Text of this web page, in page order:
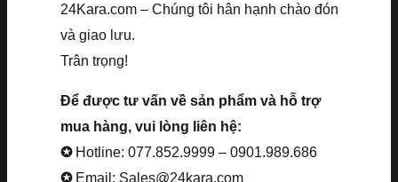
24Kara.com – Chúng tôi hân hạnh chào đón
và giao lưu.
Trân trọng!
Để được tư vấn về sản phẩm và hỗ trợ
mua hàng, vui lòng liên hệ:
✪ Hotline: 077.852.9999 – 0901.989.686
✪ Email: Sales@24kara.com